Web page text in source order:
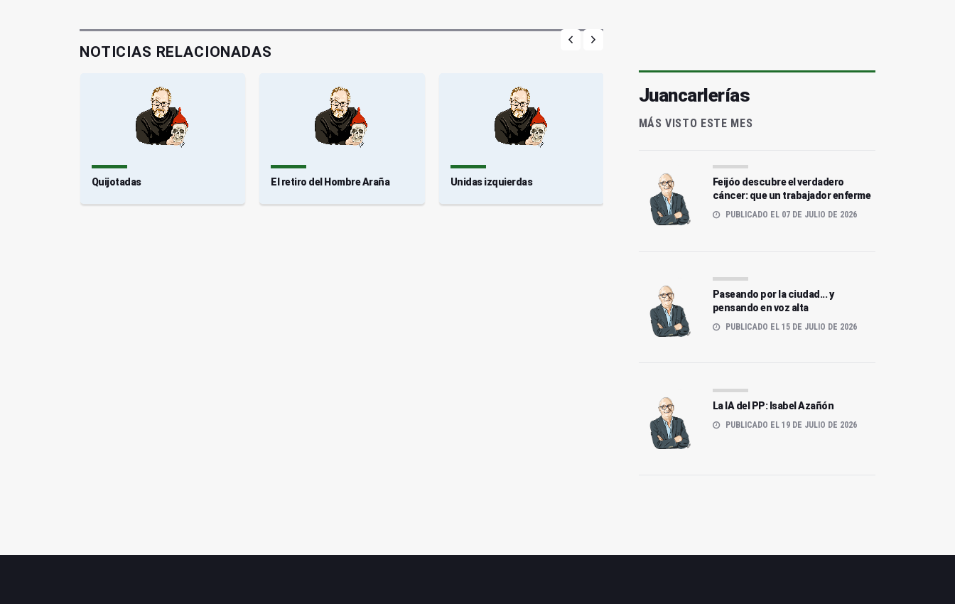
NOTICIAS RELACIONADAS
Quijotadas El retiro del Hombre Araña Unidas izquierdas Comienza la Pasión Primavera de campeonato
Juancarlerías
MÁS VISTO ESTE MES
Feijóo descubre el verdadero
cáncer: que un trabajador enferme
PUBLICADO EL 07 DE JULIO DE 2026
Paseando por la ciudad... y
pensando en voz alta
PUBLICADO EL 15 DE JULIO DE 2026
La IA del PP: Isabel Azañón
PUBLICADO EL 19 DE JULIO DE 2026